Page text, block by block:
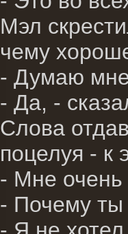
Мэл
чему
- Думаю
- Да, -
Слова
поцелуя - к
- Мне
- Почему ты